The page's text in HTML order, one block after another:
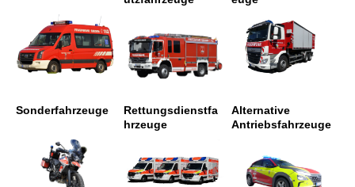
Sonderfahrzeuge
Rettungsdienstfa
hrzeuge
Alternative
Antriebsfahrzeuge